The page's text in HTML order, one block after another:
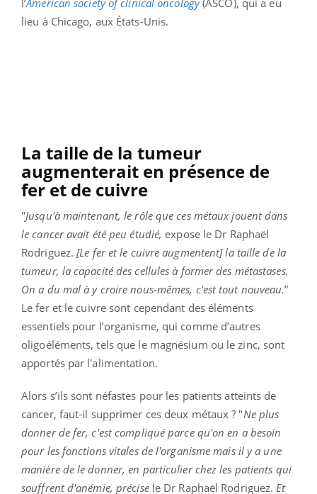
l’American society of clinical oncology(ASCO), qui a eu
lieu à Chicago, aux États-Unis.
La taille de la tumeur
augmenterait en présence de
fer et de cuivre
"Jusqu'à maintenant, le rôle que ces métaux jouent dans
le cancer avait été peu étudié, expose le Dr Raphaël
Rodriguez.[Le fer et le cuivre augmentent] la taille de la
tumeur, la capacité des cellules à former des métastases.
On a du mal à y croire nous-mêmes, c'est tout nouveau.”
Le fer et le cuivre sont cependant des éléments
essentiels pour l’organisme, qui comme d’autres
oligoéléments, tels que le magnésium ou le zinc, sont
apportés par l'alimentation.
Alors s’ils sont néfastes pour les patients atteints de
cancer, faut-il supprimer ces deux métaux ? "Ne plus
donner de fer, c'est compliqué parce qu'on en a besoin
pour les fonctions vitales de l'organisme mais il y a une
manière de le donner, en particulier chez les patients qui
souffrent d'anémie, précisele Dr Raphaël Rodriguez.Et